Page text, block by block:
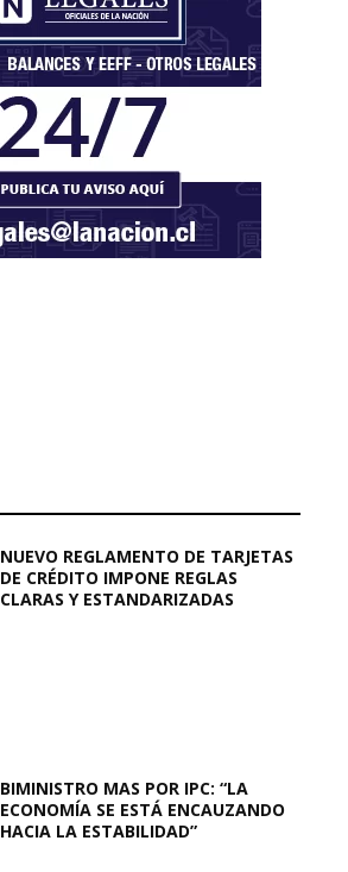
NUEVO REGLAMENTO DE TARJETAS
DE CRÉDITO IMPONE REGLAS
CLARAS Y ESTANDARIZADAS
BIMINISTRO MAS POR IPC: “LA
ECONOMÍA SE ESTÁ ENCAUZANDO
HACIA LA ESTABILIDAD”